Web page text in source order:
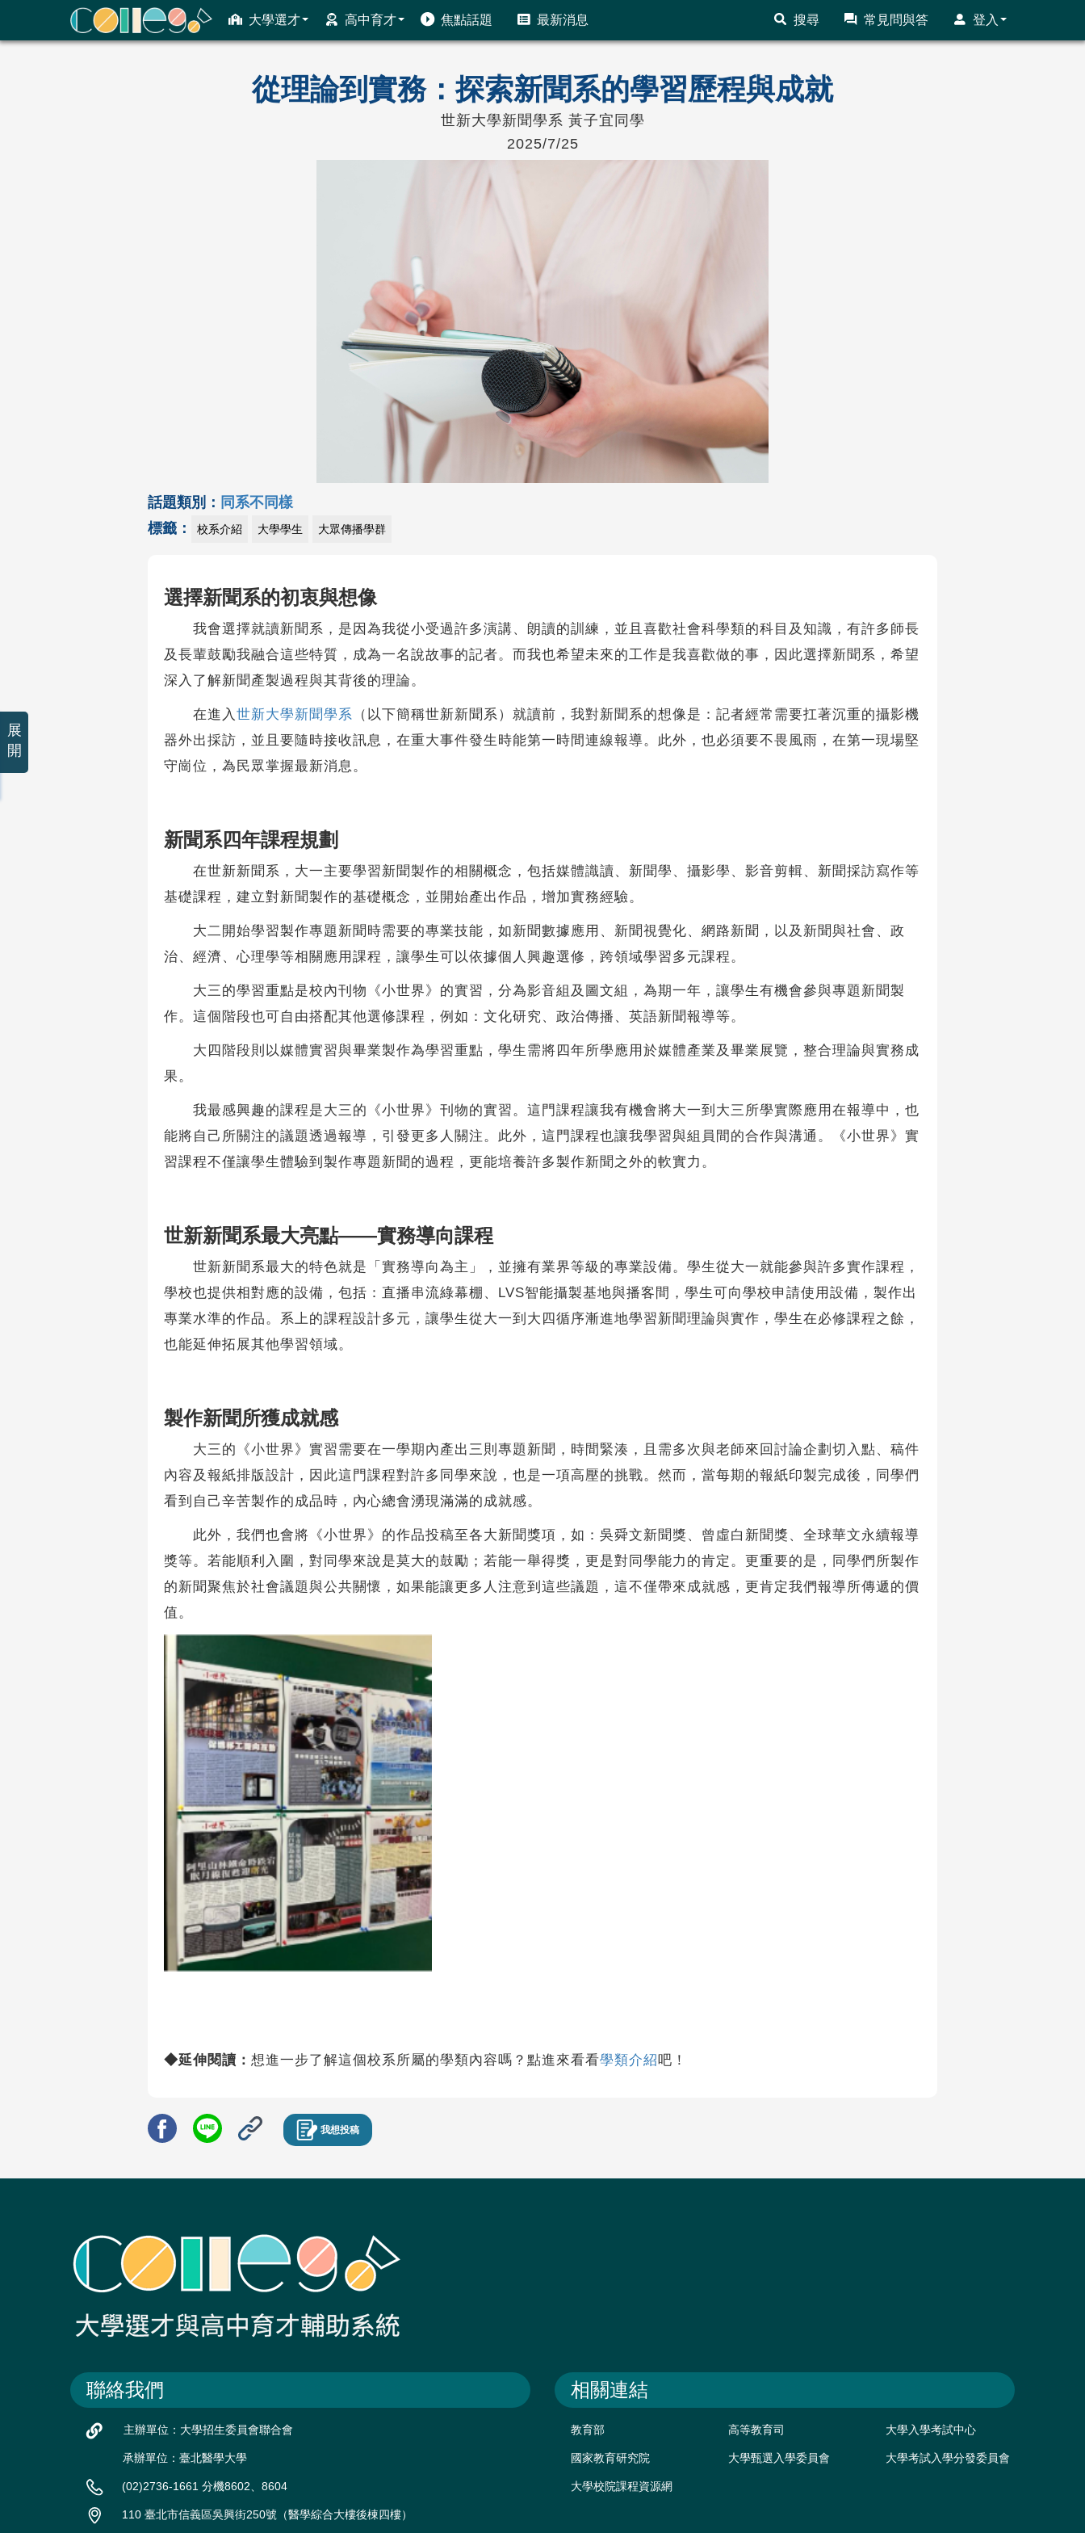
大學選才 高中育才 焦點話題 最新消息 搜尋 常見問與答 登入
ColleGo! 大學選才與高中育才輔助系統
從理論到實務：探索新聞系的學習歷程與成就
世新大學新聞學系 黃子宜同學
2025/7/25
話題類別： 同系不同樣
標籤：
校系介紹 大學學生 大眾傳播學群
選擇新聞系的初衷與想像
我會選擇就讀新聞系，是因為我從小受過許多演講、朗讀的訓練，並且喜歡社會科學類的科目及知識，有許多師長
及長輩鼓勵我融合這些特質，成為一名說故事的記者。而我也希望未來的工作是我喜歡做的事，因此選擇新聞系，希望
深入了解新聞產製過程與其背後的理論。
在進入 世新大學新聞學系 （以下簡稱世新新聞系）就讀前，我對新聞系的想像是：記者經常需要扛著沉重的攝影機
器外出採訪，並且要隨時接收訊息，在重大事件發生時能第一時間連線報導。此外，也必須要不畏風雨，在第一現場堅
守崗位，為民眾掌握最新消息。
新聞系四年課程規劃
在世新新聞系，大一主要學習新聞製作的相關概念，包括媒體識讀、新聞學、攝影學、影音剪輯、新聞採訪寫作等
基礎課程，建立對新聞製作的基礎概念，並開始產出作品，增加實務經驗。
大二開始學習製作專題新聞時需要的專業技能，如新聞數據應用、新聞視覺化、網路新聞，以及新聞與社會、政
治、經濟、心理學等相關應用課程，讓學生可以依據個人興趣選修，跨領域學習多元課程。
大三的學習重點是校內刊物《小世界》的實習，分為影音組及圖文組，為期一年，讓學生有機會參與專題新聞製
作。這個階段也可自由搭配其他選修課程，例如：文化研究、政治傳播、英語新聞報導等。
大四階段則以媒體實習與畢業製作為學習重點，學生需將四年所學應用於媒體產業及畢業展覽，整合理論與實務成
果。
我最感興趣的課程是大三的《小世界》刊物的實習。這門課程讓我有機會將大一到大三所學實際應用在報導中，也
能將自己所關注的議題透過報導，引發更多人關注。此外，這門課程也讓我學習與組員間的合作與溝通。《小世界》實
習課程不僅讓學生體驗到製作專題新聞的過程，更能培養許多製作新聞之外的軟實力。
世新新聞系最大亮點——實務導向課程
世新新聞系最大的特色就是「實務導向為主」，並擁有業界等級的專業設備。學生從大一就能參與許多實作課程，
學校也提供相對應的設備，包括：直播串流綠幕棚、LVS智能攝製基地與播客間，學生可向學校申請使用設備，製作出
專業水準的作品。系上的課程設計多元，讓學生從大一到大四循序漸進地學習新聞理論與實作，學生在必修課程之餘，
也能延伸拓展其他學習領域。
製作新聞所獲成就感
大三的《小世界》實習需要在一學期內產出三則專題新聞，時間緊湊，且需多次與老師來回討論企劃切入點、稿件
內容及報紙排版設計，因此這門課程對許多同學來說，也是一項高壓的挑戰。然而，當每期的報紙印製完成後，同學們
看到自己辛苦製作的成品時，內心總會湧現滿滿的成就感。
此外，我們也會將《小世界》的作品投稿至各大新聞獎項，如：吳舜文新聞獎、曾虛白新聞獎、全球華文永續報導
獎等。若能順利入圍，對同學來說是莫大的鼓勵；若能一舉得獎，更是對同學能力的肯定。更重要的是，同學們所製作
的新聞聚焦於社會議題與公共關懷，如果能讓更多人注意到這些議題，這不僅帶來成就感，更肯定我們報導所傳遞的價
值。
◆延伸閱讀： 想進一步了解這個校系所屬的學類內容嗎？點進來看看學類介紹吧！
我想投稿
聯絡我們
主辦單位：大學招生委員會聯合會
承辦單位：臺北醫學大學
(02)2736-1661 分機8602、8604
110 臺北市信義區吳興街250號（醫學綜合大樓後棟四樓）
相關連結
教育部 高等教育司 大學入學考試中心
國家教育研究院 大學甄選入學委員會 大學考試入學分發委員會
大學校院課程資源網
展
開